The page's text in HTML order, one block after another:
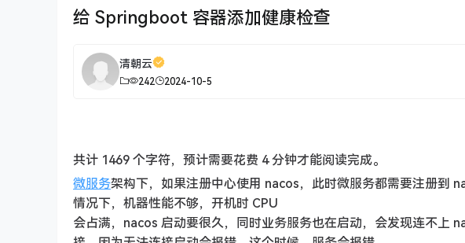
给 Springboot 容器添加健康检查
清朝云
242 2024-10-5
共计 1469 个字符，预计需要花费 4 分钟才能阅读完成。
微服务架构下，如果注册中心使用 nacos，此时微服务都需要注册到
情况下，机器性能不够，开机时 CPU
会占满，nacos 启动要很久，同时业务服务也在启动，会发现连不上